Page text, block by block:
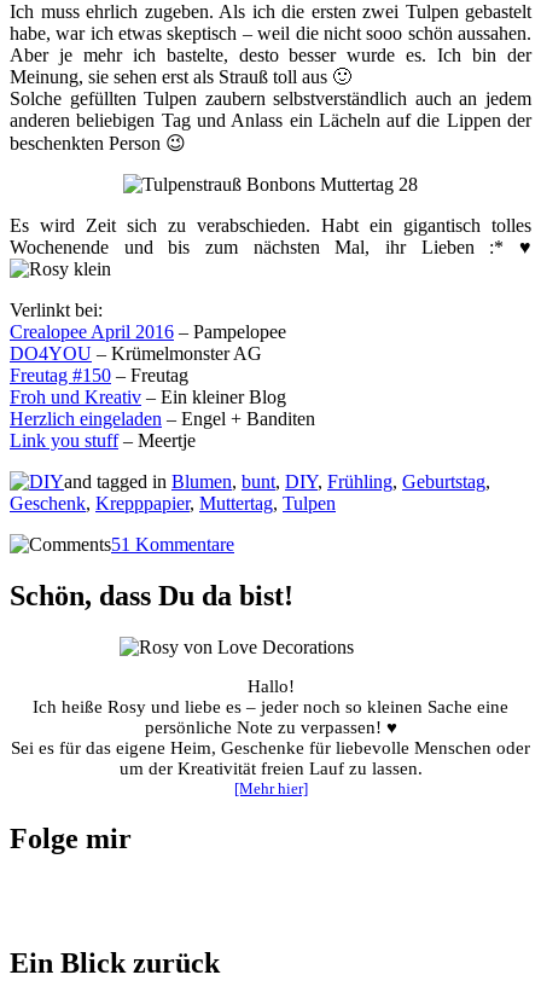
Ich muss ehrlich zugeben. Als ich die ersten zwei Tulpen gebastelt
habe, war ich etwas skeptisch – weil die nicht sooo schön aussahen.
Aber je mehr ich bastelte, desto besser wurde es. Ich bin der
Meinung, sie sehen erst als Strauß toll aus 🙂
Solche gefüllten Tulpen zaubern selbstverständlich auch an jedem
anderen beliebigen Tag und Anlass ein Lächeln auf die Lippen der
beschenkten Person 😉
Es wird Zeit sich zu verabschieden. Habt ein gigantisch tolles
Wochenende und bis zum nächsten Mal, ihr Lieben :* ♥
Verlinkt bei:
Crealopee April 2016 – Pampelopee
DO4YOU – Krümelmonster AG
Freutag #150 – Freutag
Froh und Kreativ – Ein kleiner Blog
Herzlich eingeladen – Engel + Banditen
Link you stuff– Meertje
and tagged in Blumen, bunt, DIY, Frühling, Geburtstag,
Geschenk, Krepppapier, Muttertag, Tulpen
51 Kommentare
Schön, dass Du da bist!
Hallo!
Ich heiße Rosy und liebe es – jeder noch so kleinen Sache eine
persönliche Note zu verpassen! ♥
Sei es für das eigene Heim, Geschenke für liebevolle Menschen oder
um der Kreativität freien Lauf zu lassen.
[Mehr hier]
Folge mir
Ein Blick zurück